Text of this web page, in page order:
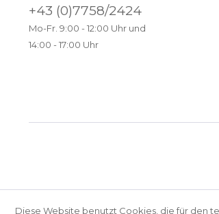
+43 (0)7758/2424
Mo-Fr. 9:00 - 12:00 Uhr und
14:00 - 17:00 Uhr
Diese Website benutzt Cookies, die für den